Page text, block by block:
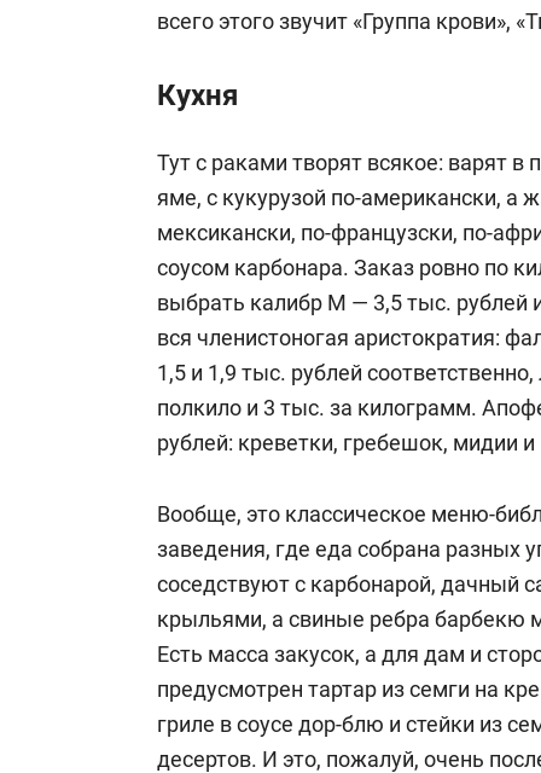
всего этого звучит «Группа крови»,
Кухня
Тут с раками творят всякое: варят
яме, с кукурузой по-американски, а
мексикански, по-французски, по-
соусом карбонара. Заказ ровно по
выбрать калибр М — 3,5 тыс. рублей
вся членистоногая аристократия:
1,5 и 1,9 тыс. рублей
полкило и 3 тыс. за килограмм.
рублей: креветки, гребешок, мидии и
Вообще, это классическое меню-
заведения, где еда собрана разных
соседствуют с карбонарой, дачный
крыльями, а свиные ребра барбекю
Есть масса закусок, а для дам и
предусмотрен тартар из семги на
гриле в соусе дор-блю и стейки из
десертов. И это, пожалуй, очень